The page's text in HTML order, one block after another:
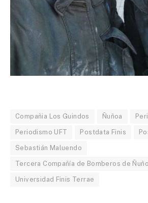
Compañia Los Guindos Ñuñoa
Periodismo UFT Postdata Finis
Sebastián Maluendo
Tercera Compañía de Bomberos de
Universidad Finis Terrae